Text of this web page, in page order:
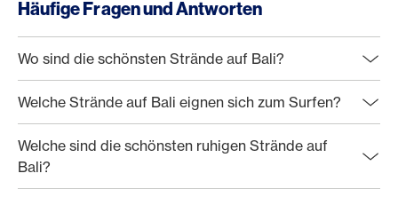
Häufige Fragen und Antworten
Wo sind die schönsten Strände auf Bali?
Welche Strände auf Bali eignen sich zum Surfen?
Welche sind die schönsten ruhigen Strände auf
Bali?